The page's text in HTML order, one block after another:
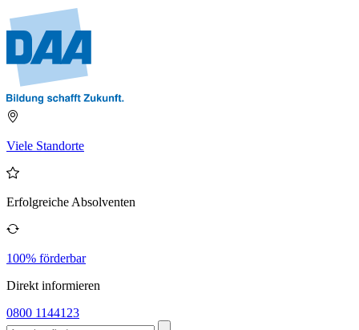
Viele Standorte
Erfolgreiche Absolventen
100% förderbar
Direkt informieren
0800 1144123